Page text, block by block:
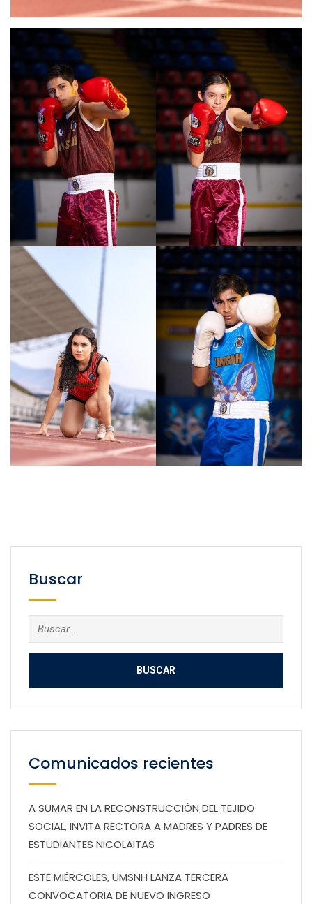
Buscar
Buscar:
Comunicados recientes
A SUMAR EN LA RECONSTRUCCIÓN DEL TEJIDO
SOCIAL, INVITA RECTORA A MADRES Y PADRES DE
ESTUDIANTES NICOLAITAS
ESTE MIÉRCOLES, UMSNH LANZA TERCERA
CONVOCATORIA DE NUEVO INGRESO